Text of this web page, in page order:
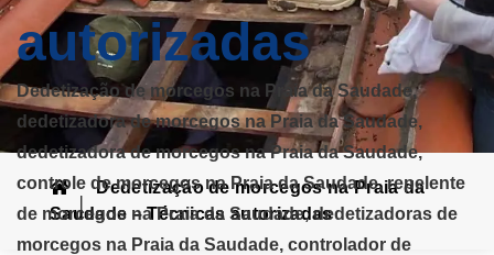
autorizadas
Dedetização de morcegos na Praia da Saudade,
dedetizadora de morcegos na Praia da Saudade,
dedetizadora de morcegos na Praia da Saudade,
controle de morcegos na Praia da Saudade, repelente
de morcegos na Praia da Saudade, dedetizadoras de
morcegos na Praia da Saudade, controlador de
Dedetização de morcegos na Praia da
Saudade – Técnicas autorizadas